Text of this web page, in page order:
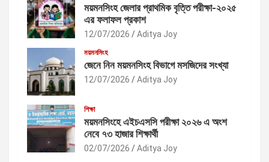
ময়মনসিংহ জেলার প্রাথমিক বৃত্তি পরীক্ষা-২০২৫
এর ফলাফল প্রকাশ
12/07/2026 Aditya Joy
ময়মনসিংহ
জেনে নিন ময়মনসিংহ বিভাগে মসজিদের সংখ্যা
12/07/2026 Aditya Joy
শিক্ষা
ময়মনসিংহে এইচএসসি পরীক্ষা ২০২৬ এ অংশ
নেবে ৭৩ হাজার শিক্ষার্থী
02/07/2026 Aditya Joy